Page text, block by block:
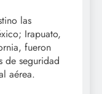
las
Irapuato,
fueron
de seguridad
aérea.